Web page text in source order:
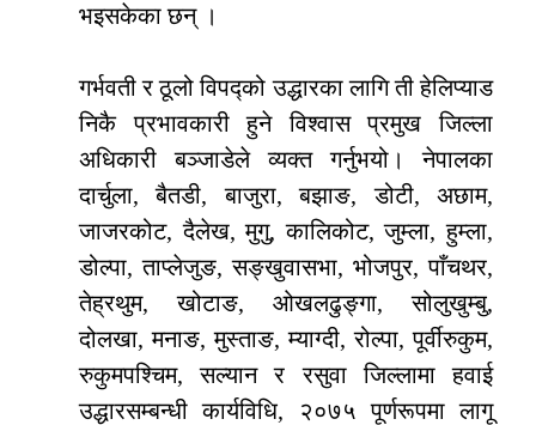
भइसकेका छन् ।
गर्भवती र ठूलो विपद्को उद्धारका लागि ती हेलिप्याड
निकै प्रभावकारी हुने विश्वास प्रमुख जिल्ला
अधिकारी बञ्जाडेले व्यक्त गर्नुभयो। नेपालका
दार्चुला, बैतडी, बाजुरा, बझाङ, डोटी, अछाम,
जाजरकोट, दैलेख, मुगु, कालिकोट, जुम्ला, हुम्ला,
डोल्पा, ताप्लेजुङ, सङ्खुवासभा, भोजपुर, पाँचथर,
तेह्रथुम, खोटाङ, ओखलढुङ्गा, सोलुखुम्बु,
दोलखा, मनाङ, मुस्ताङ, म्याग्दी, रोल्पा, पूर्वीरुकुम,
रुकुमपश्चिम, सल्यान र रसुवा जिल्लामा हवाई
उद्धारसम्बन्धी कार्यविधि, २०७५ पूर्णरूपमा लागू